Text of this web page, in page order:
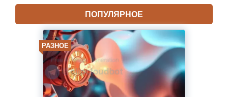
ПОПУЛЯРНОЕ
РАЗНОЕ